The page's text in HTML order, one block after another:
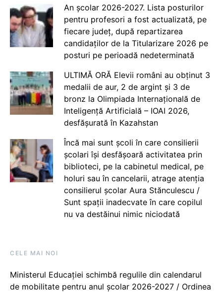
An școlar 2026-2027. Lista posturilor
pentru profesori a fost actualizată, pe
fiecare județ, după repartizarea
candidaților de la Titularizare 2026 pe
posturi pe perioadă nedeterminată
ULTIMĂ ORĂ Elevii români au obținut 3
medalii de aur, 2 de argint și 3 de
bronz la Olimpiada Internațională de
Inteligență Artificială – IOAI 2026,
desfășurată în Kazahstan
Încă mai sunt școli în care consilierii
școlari își desfășoară activitatea prin
biblioteci, pe la cabinetul medical, pe
holuri sau în cancelarii, atrage atenția
consilierul școlar Aura Stănculescu /
Sunt spații inadecvate în care copilul
nu va destăinui nimic niciodată
CELE MAI NOI
Ministerul Educației schimbă regulile din calendarul
de mobilitate pentru anul școlar 2026-2027 / Ordinea